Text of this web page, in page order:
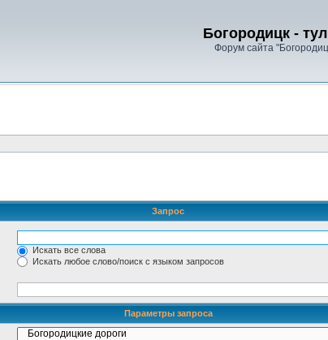
Богородицк -
Форум сайта
Запрос
Искать все слова
Искать любое слово/поиск с языком запросов
Параметры запроса